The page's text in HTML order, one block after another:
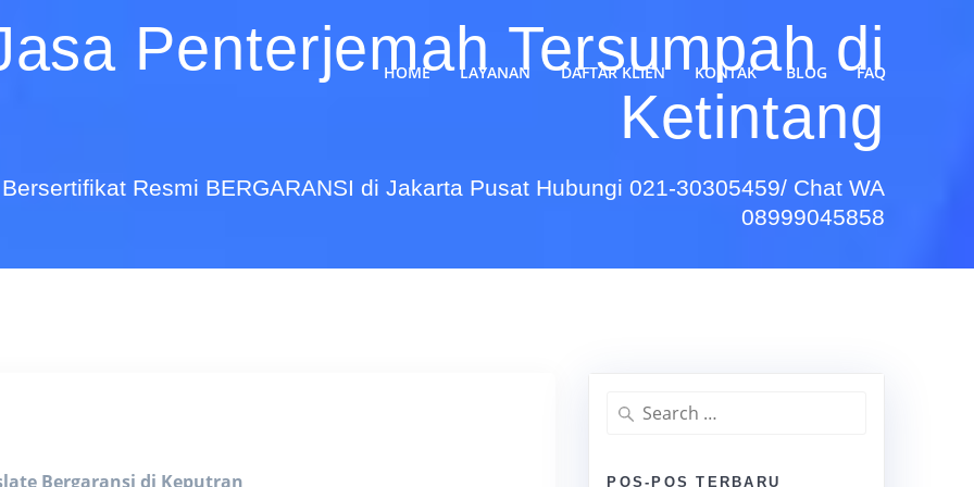
HOME LAYANAN DAFTAR KLIEN KONTAK BLOG FAQ
Penterjemah Tersumpah di
Ketintang
Resmi BERGARANSI di Jakarta Pusat Hubungi 021-30305459/ Chat WA
08999045858
Bergaransi di Keputran
Search
for:
POS-POS TERBARU